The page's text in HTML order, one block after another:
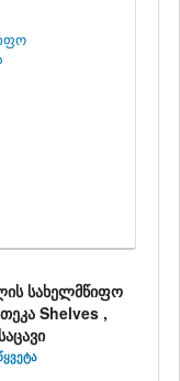
სახელმწიფო
Shelves ,